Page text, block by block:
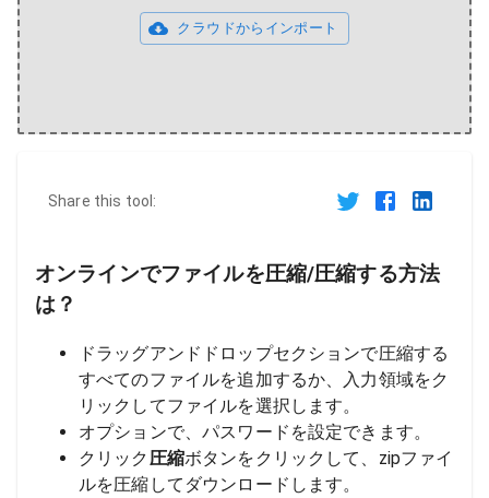
クラウドからインポート
Share this tool:
オンラインでファイルを圧縮/圧縮する方法
は？
ドラッグアンドドロップセクションで圧縮する
すべてのファイルを追加するか、入力領域をク
リックしてファイルを選択します。
オプションで、パスワードを設定できます。
クリック 圧縮ボタンをクリックして、zipファイ
ルを圧縮してダウンロードします。